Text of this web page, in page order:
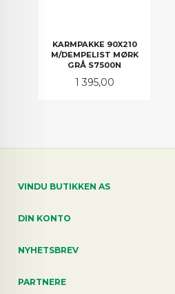
KARMPAKKE 90X210
M/DEMPELIST MØRK
GRÅ S7500N
Pris
1 395,00
VINDU BUTIKKEN AS
DIN KONTO
NYHETSBREV
PARTNERE